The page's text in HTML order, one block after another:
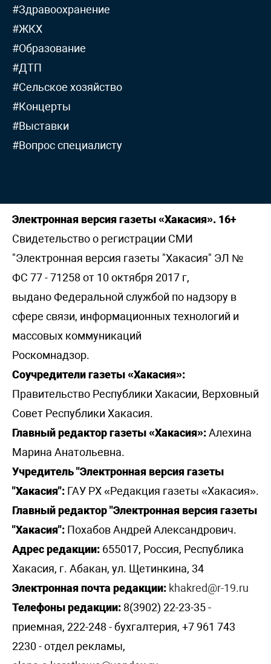
#Здравоохранение
#ЖКХ
#Образование
#ДТП
#Сельское хозяйство
#Концерты
#Выставки
#Вопрос специалисту
Электронная версия газеты «Хакасия». 16+
Свидетельство о регистрации СМИ
"Электронная версия газеты "Хакасия" ЭЛ №
ФС 77 - 71258 от 10 октября 2017 г,
выдано Федеральной службой по надзору в
сфере связи, информационных технологий и
массовых коммуникаций
Роскомнадзор.
Соучредители газеты «Хакасия»:
Правительство Республики Хакасии, Верховный
Совет Республики Хакасия.
Главный редактор газеты «Хакасия»:Алехина
Марина Анатольевна.
Учредитель "Электронная версия газеты
"Хакасия": ГАУ РХ «Редакция газеты «Хакасия».
Главный редактор "Электронная версия газеты
"Хакасия": Похабов Андрей Александрович.
Адрес редакции: 655017, Россия, Республика
Хакасия, г. Абакан, ул. Щетинкина, 34
Электронная почта редакции: khakred@r-19.ru
Телефоны редакции: 8(3902) 22-23-35 -
приемная, 222-248 - бухгалтерия, +7 961 743
2230 - отдел рекламы,